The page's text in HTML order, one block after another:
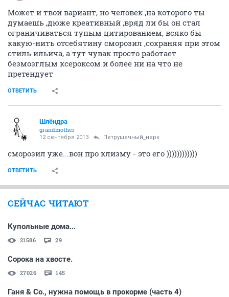
Может и твой вариант, но человек ,на которого ты
думаешь ,дюже креативный ,вряд ли бы он стал
ограничиваться тупым цитированием, всяко бы
какую-нить отсебятину сморозил ,сохраняя при этом
стиль ильича, а тут чувак просто работает
безмозглым ксероксом и более ни на что не
претендует
ОТВЕТИТЬ
Шлёндра
grandmother
12 сентября 2013 Петрушечный_нарк
сморозил уже...вон про клизму - это его ))))))))))))
ОТВЕТИТЬ
СЕЙЧАС ЧИТАЮТ
Купольные дома...
21586 29
Сорока на хвосте.
27026 145
Ганя & Co., нужна помощь в прокорме (часть 4)